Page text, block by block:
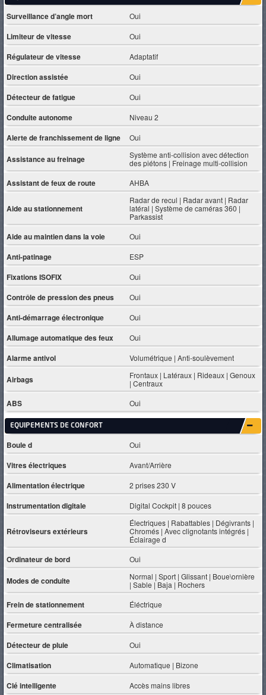
Surveillance d’angle mort Oui
Limiteur de vitesse Oui
Régulateur de vitesse Adaptatif
Direction assistée Oui
Détecteur de fatigue Oui
Conduite autonome Niveau 2
Alerte de franchissement de ligne Oui
Assistance au freinage
Système anti-collision avec détection
des piétons | Freinage multi-collision
Assistant de feux de route AHBA
Aide au stationnement
Radar de recul | Radar avant | Radar
latéral | Système de caméras 360 |
Parkassist
Aide au maintien dans la voie Oui
Anti-patinage ESP
Fixations ISOFIX Oui
Contrôle de pression des pneus Oui
Anti-démarrage électronique Oui
Allumage automatique des feux Oui
Alarme antivol Volumétrique | Anti-soulèvement
Airbags
Frontaux | Latéraux | Rideaux | Genoux
| Centraux
ABS Oui
EQUIPEMENTS DE CONFORT
Boule d Oui
Vitres électriques Avant/Arrière
Alimentation électrique 2 prises 230 V
Instrumentation digitale Digital Cockpit | 8 pouces
Rétroviseurs extérieurs
Électriques | Rabattables | Dégivrants |
Chromés | Avec clignotants intégrés |
Éclairage d
Ordinateur de bord Oui
Modes de conduite
Normal | Sport | Glissant | Boue\ornière
| Sable | Baja | Rochers
Frein de stationnement Éléctrique
Fermeture centralisée À distance
Détecteur de pluie Oui
Climatisation Automatique | Bizone
Clé intelligente Accès mains libres